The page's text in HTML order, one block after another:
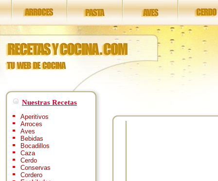
Nuestras Recetas
Aperitivos
Arroces
Aves
Bebidas
Bocadillos
Caza
Cerdo
Conservas
Cordero